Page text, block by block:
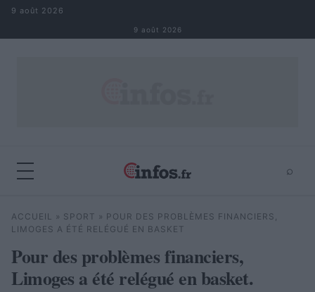
Aller au contenu
9 août 2026
9 août 2026
⌕
Rechercher ⌕
ACCUEIL » SPORT » POUR DES PROBLÈMES FINANCIERS,
LIMOGES A ÉTÉ RELÉGUÉ EN BASKET
Pour des problèmes financiers,
Limoges a été relégué en basket.